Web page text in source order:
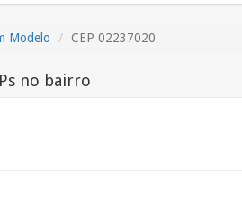
Modelo CEP 02237020
no bairro